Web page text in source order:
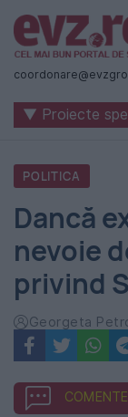
Știri
naționale
România
-
Evenimentul
Zilei
▼ Proiecte
POLITICA
Dancă
nevoie
privind
Georgeta